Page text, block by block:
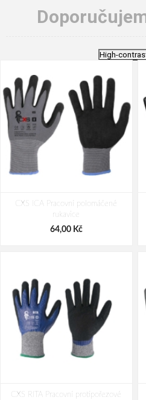
High-
CXS ICA Pracovní polomáčené
rukavice
64,00 Kč
CXS RITA Pracovní protipořezové